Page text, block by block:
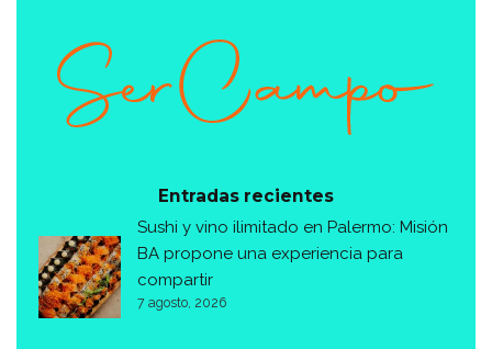
Entradas recientes
Sushi y vino ilimitado en Palermo: Misión
BA propone una experiencia para
compartir
7 agosto, 2026